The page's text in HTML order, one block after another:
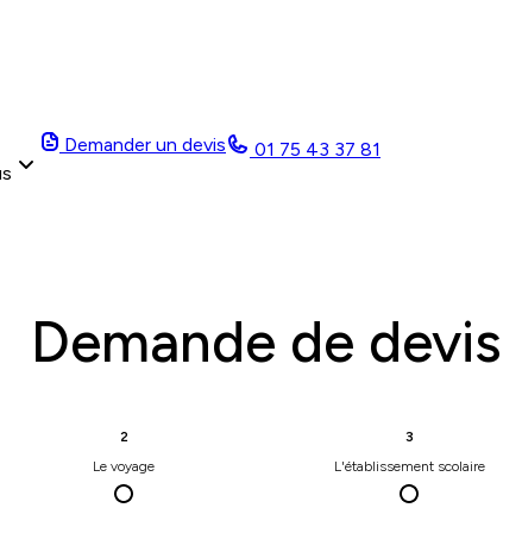
Demander un devis 01 75 43 37 81
Demande de devis
2
Le voyage
3
L'établissement scolaire